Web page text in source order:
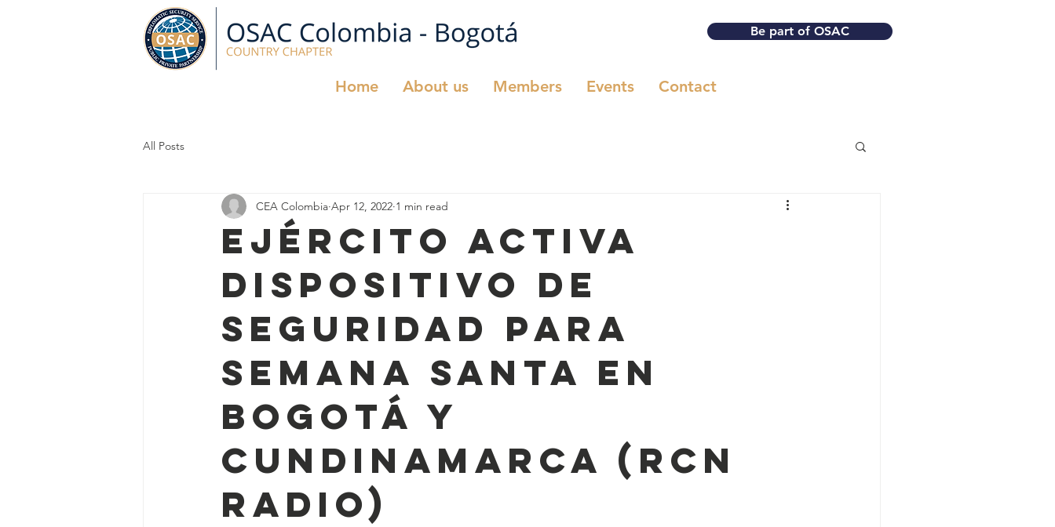
Be part of OSAC
Home About us Members Events Contact
All Posts
Ejército activa
dispositivo de
seguridad para
Semana Santa en
Bogotá y
Cundinamarca (RCN
Radio)
CEA Colombia Apr 12, 2022 1 min read